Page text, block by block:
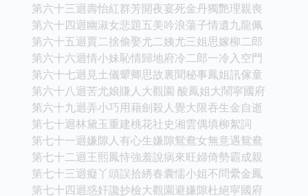
第六十三迴壽怡紅群芳開夜宴死金丹獨艷理親喪
第六十四迴幽淑女悲題五美吟浪蕩子情遺九龍佩
第六十五迴賈二捨偷娶尤二姨尤三姐思嫁柳二郎
第六十六迴情小妹恥情歸地府冷二郎一冷入空門
第六十七迴見土儀顰卿思故裏聞秘事鳳姐訊傢童
第六十八迴苦尤娘賺人大觀園 酸鳳姐大鬧寜國府
第六十九迴弄小巧用藉劍殺人覺大限吞生金自逝
第七十迴林黛玉重建桃花社史湘雲偶填柳絮詞
第七十一迴嫌隙人有心生嫌隙鴛鴦女無意遇鴛鴦
第七十二迴王熙鳳恃強羞說病來旺婦倚勢霸成親
第七十三迴癡丫頭誤拾綉春囊懦小姐不問纍金鳳
第七十四迴惑奸讒抄檢大觀園避嫌隙杜絕寜國府